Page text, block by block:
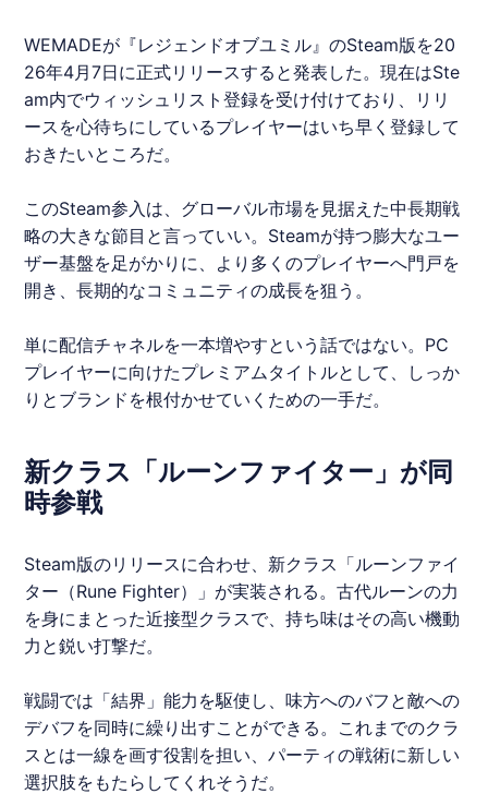
WEMADEが『レジェンドオブユミル 』のSteam版を20
26年4月7日に正式リリースすると発表した。現在はSte
am内でウィッシュリスト登録を受け付けており、リリ
ースを心待ちにしているプレイヤーはいち早く登録して
おきたいところだ。
このSteam参入は、グローバル市場を見据えた中長期戦
略の大きな節目と言っていい。 Steamが持つ膨大なユー
ザー基盤を足がかりに、より多くのプレイヤーへ門戸を
開き、長期的なコミュニティの成長を狙う。
単に配信チャネルを一本増やすという話ではない。PC
プレイヤーに向けたプレミアムタイトルとして、しっか
りとブランドを根付かせていくための一手だ。
新クラス「ルーンファイター」が同
時参戦
Steam版のリリースに合わせ、新クラス「ルーンファイ
ター （Rune Fighter）」が実装される。古代ルーンの力
を身にまとった近接型クラスで、持ち味はその高い機動
力と鋭い打撃だ。
戦闘では「結界」能力を駆使し、味方へのバフと敵への
デバフを同時に繰り出すことができる。これまでのクラ
スとは一線を画す役割を担い、パーティの戦術に新しい
選択肢をもたらしてくれそうだ。